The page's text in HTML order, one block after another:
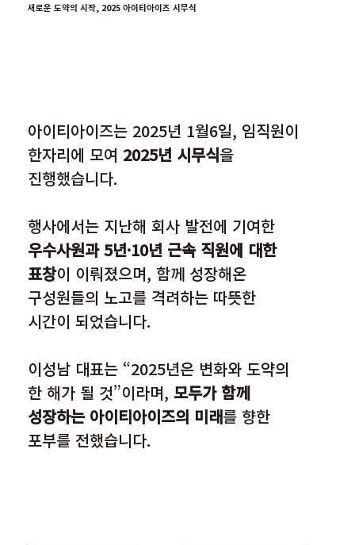
새로운 도약의 시작, 2025 아이티아이즈 시무식
아이티아이즈는 2025년 1월6일, 임직원이
한자리에 모여 2025년 시무식을
진행했습니다.
행사에서는 지난해 회사 발전에 기여한
우수사원과 5년·10년 근속 직원에 대한
표창이 이뤄졌으며, 함께 성장해온
구성원들의 노고를 격려하는 따뜻한
시간이 되었습니다.
이성남 대표는 “2025년은 변화와 도약의
한 해가 될 것”이라며, 모두가 함께
성장하는 아이티아이즈의 미래를 향한
포부를 전했습니다.